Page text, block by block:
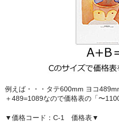
支払方法・送料・納期
よくあるご質問
例えば・・・タテ600mm ヨコ
＋489=1089なので価格表の「〜
▼価格コード：C-1 価格表▼